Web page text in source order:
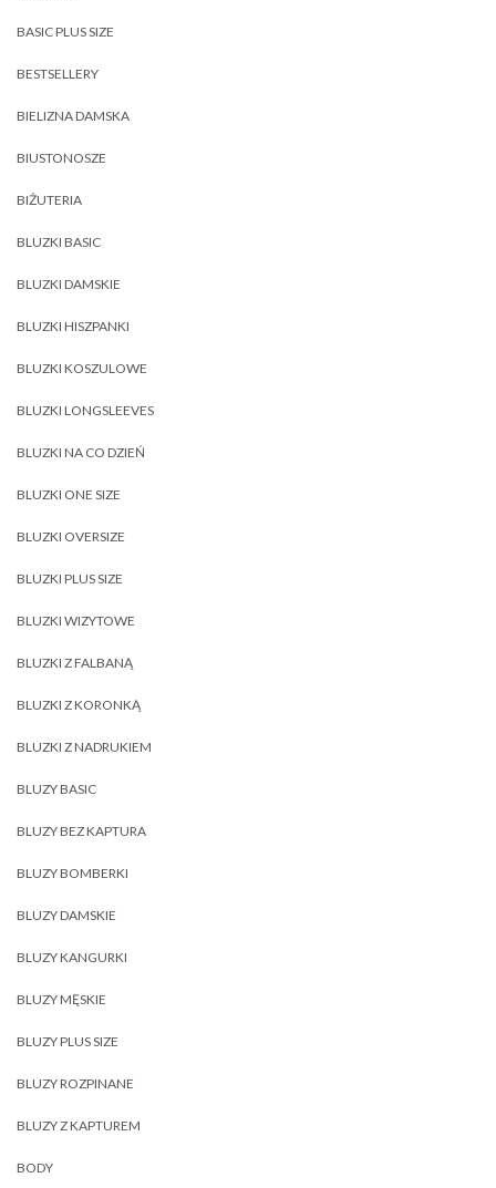
BASIC PLUS SIZE
BESTSELLERY
BIELIZNA DAMSKA
BIUSTONOSZE
BIŻUTERIA
BLUZKI BASIC
BLUZKI DAMSKIE
BLUZKI HISZPANKI
BLUZKI KOSZULOWE
BLUZKI LONGSLEEVES
BLUZKI NA CO DZIEŃ
BLUZKI ONE SIZE
BLUZKI OVERSIZE
BLUZKI PLUS SIZE
BLUZKI WIZYTOWE
BLUZKI Z FALBANĄ
BLUZKI Z KORONKĄ
BLUZKI Z NADRUKIEM
BLUZY BASIC
BLUZY BEZ KAPTURA
BLUZY BOMBERKI
BLUZY DAMSKIE
BLUZY KANGURKI
BLUZY MĘSKIE
BLUZY PLUS SIZE
BLUZY ROZPINANE
BLUZY Z KAPTUREM
BODY